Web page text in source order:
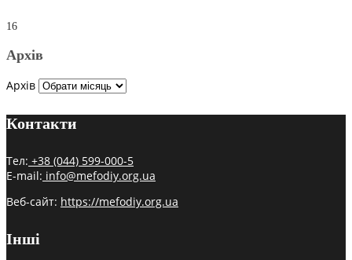
16
Архів
Архів
Контакти
Тел: +38 (044) 599-000-5
E-mail: info@mefodiy.org.ua
Веб-сайт: https://mefodiy.org.ua
Інші